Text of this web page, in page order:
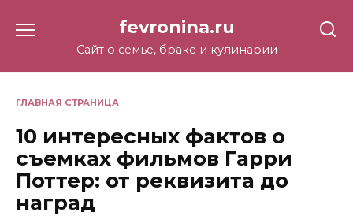
содержанию
fevronina.ru
Сайт о семье, браке и кулинарии
ГЛАВНАЯ СТРАНИЦА
10 интересных фактов о
съемках фильмов Гарри
Поттер: от реквизита до
наград